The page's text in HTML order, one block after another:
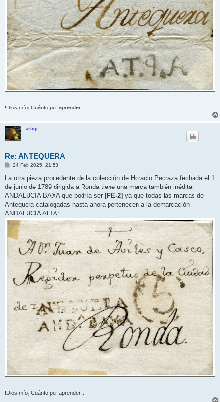
!Dios mío¡ Cuánto por aprender...
artigi
Re: ANTEQUERA
M
n
a
j
24 Feb 2025, 21:53
La otra pieza procedente de la colección de Horacio Pedraza fechada el 1
de junio de 1789 dirigida a Ronda tiene una marca también inédita,
ANDALUCIA BAXA que podría ser [PE-2] ya que todas las marcas de
Antequera catalogadas hasta ahora pertenecen a la demarcación
ANDALUCIA ALTA:
!Dios mío¡ Cuánto por aprender...